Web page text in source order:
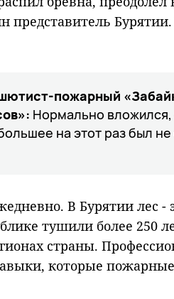
представитель
пожарный
Нормально вложился,
на этот раз был
В Бурятии лес -
тушили более 250
страны.
которые